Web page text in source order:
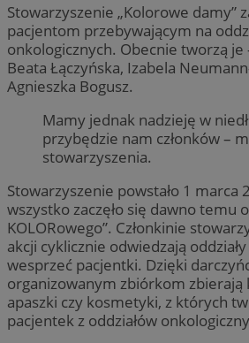
Stowarzyszenie „Kolorowe damy”
pacjentom przebywającym na
onkologicznych. Obecnie tworzą je
Beata Łączyńska, Izabela
Agnieszka Bogusz.
Mamy jednak nadzieję w
przybędzie nam członków –
stowarzyszenia.
Stowarzyszenie powstało 1 marca
wszystko zaczęło się dawno temu
KOLORowego”. Członkinie
akcji cyklicznie odwiedzają
wesprzeć pacjentki. Dzięki
organizowanym zbiórkom
apaszki czy kosmetyki, z których
pacjentek z oddziałów